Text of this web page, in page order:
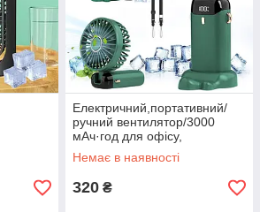
Електричний,портативний/
ручний вентилятор/3000
мАч·год для офісу,
подорожей просто неба
Немає в наявності
320 ₴